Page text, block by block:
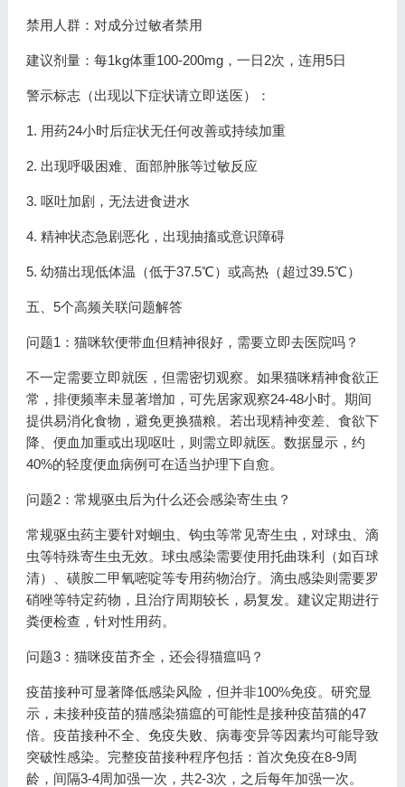
禁用人群：对成分过敏者禁用
建议剂量：每1kg体重100-200mg，一日2次，连用5日
警示标志（出现以下症状请立即送医）：
1. 用药24小时后症状无任何改善或持续加重
2. 出现呼吸困难、面部肿胀等过敏反应
3. 呕吐加剧，无法进食进水
4. 精神状态急剧恶化，出现抽搐或意识障碍
5. 幼猫出现低体温（低于37.5℃）或高热（超过39.5℃）
五、5个高频关联问题解答
问题1：猫咪软便带血但精神很好，需要立即去医院吗？
不一定需要立即就医，但需密切观察。如果猫咪精神食欲正
常，排便频率未显著增加，可先居家观察24-48小时。期间
提供易消化食物，避免更换猫粮。若出现精神变差、食欲下
降、便血加重或出现呕吐，则需立即就医。数据显示，约
40%的轻度便血病例可在适当护理下自愈。
问题2：常规驱虫后为什么还会感染寄生虫？
常规驱虫药主要针对蛔虫、钩虫等常见寄生虫，对球虫、滴
虫等特殊寄生虫无效。球虫感染需要使用托曲珠利（如百球
清）、磺胺二甲氧嘧啶等专用药物治疗。滴虫感染则需要罗
硝唑等特定药物，且治疗周期较长，易复发。建议定期进行
粪便检查，针对性用药。
问题3：猫咪疫苗齐全，还会得猫瘟吗？
疫苗接种可显著降低感染风险，但并非100%免疫。研究显
示，未接种疫苗的猫感染猫瘟的可能性是接种疫苗猫的47
倍。疫苗接种不全、免疫失败、病毒变异等因素均可能导致
突破性感染。完整疫苗接种程序包括：首次免疫在8-9周
龄，间隔3-4周加强一次，共2-3次，之后每年加强一次。